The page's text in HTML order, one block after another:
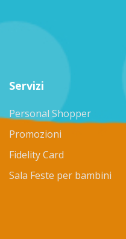
Servizi
Personal Shopper
Promozioni
Fidelity Card
Sala Feste per bambini